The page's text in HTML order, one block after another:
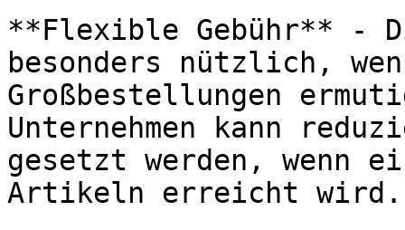
**Flexible Gebühr** -
besonders nützlich,
Großbestellungen
Unternehmen kann
gesetzt werden, wenn
Artikeln erreicht wird.